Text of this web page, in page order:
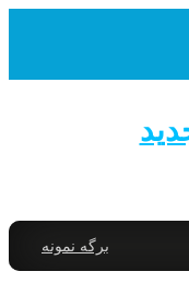
برگه نمونه